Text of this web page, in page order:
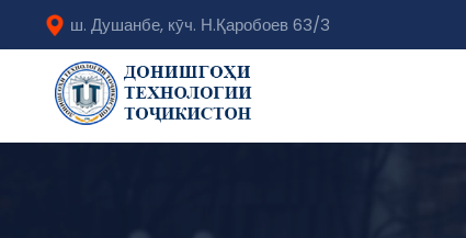
ш. Душанбе, кӯч. Н.Қаробоев 63/3